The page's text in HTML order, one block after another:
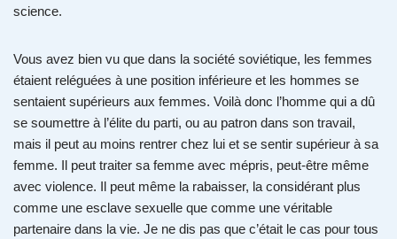
science.
Vous avez bien vu que dans la société soviétique, les femmes
étaient reléguées à une position inférieure et les hommes se
sentaient supérieurs aux femmes. Voilà donc l’homme qui a dû
se soumettre à l’élite du parti, ou au patron dans son travail,
mais il peut au moins rentrer chez lui et se sentir supérieur à sa
femme. Il peut traiter sa femme avec mépris, peut-être même
avec violence. Il peut même la rabaisser, la considérant plus
comme une esclave sexuelle que comme une véritable
partenaire dans la vie. Je ne dis pas que c’était le cas pour tous